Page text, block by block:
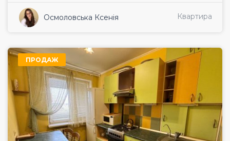
Осмоловська Ксенія Квартира
ПРОДАЖ